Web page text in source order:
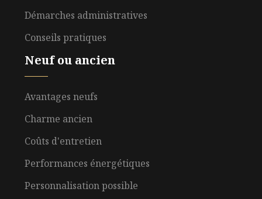
Démarches administratives
Conseils pratiques
Neuf ou ancien
Avantages neufs
Charme ancien
Coûts d'entretien
Performances énergétiques
Personnalisation possible